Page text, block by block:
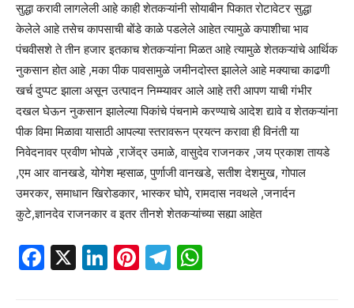
सुद्धा करावी लागलेली आहे काही शेतकऱ्यांनी सोयाबीन पिकात रोटावेटर सुद्धा
केलेले आहे तसेच कापसाची बोंडे काळे पडलेले आहेत त्यामुळे कपाशीचा भाव
पंचवीसशे ते तीन हजार इतकाच शेतकऱ्यांना मिळत आहे त्यामुळे शेतकऱ्यांचे आर्थिक
नुकसान होत आहे ,मका पीक पावसामुळे जमीनदोस्त झालेले आहे मक्याचा काढणी
खर्च दुप्पट झाला असून उत्पादन निम्म्यावर आले आहे तरी आपण याची गंभीर
दखल घेऊन नुकसान झालेल्या पिकांचे पंचनामे करण्याचे आदेश द्यावे व शेतकऱ्यांना
पीक विमा मिळावा यासाठी आपल्या स्तरावरून प्रयत्न करावा ही विनंती या
निवेदनावर प्रवीण भोपळे ,राजेंद्र उमाळे, वासुदेव राजनकर ,जय प्रकाश तायडे
,एम आर वानखडे, योगेश म्हसाळ, पुर्णाजी वानखडे, सतीश देशमुख, गोपाल
उमरकर, समाधान खिरोडकार, भास्कर घोपे, रामदास नवथले ,जनार्दन
कुटे,ज्ञानदेव राजनकार व इतर तीनशे शेतकऱ्यांच्या सह्या आहेत
Facebook
X LinkedIn
Pinterest
Telegram